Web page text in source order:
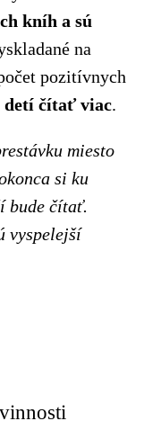
kníh a sú
na
pozitívnych
detí čítať viac.
miesto
si ku
bude čítať.
vyspelejší